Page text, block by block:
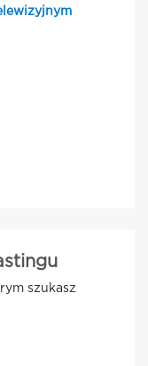
szukasz